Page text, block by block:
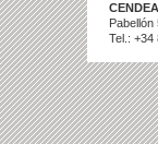
Tel.: +34